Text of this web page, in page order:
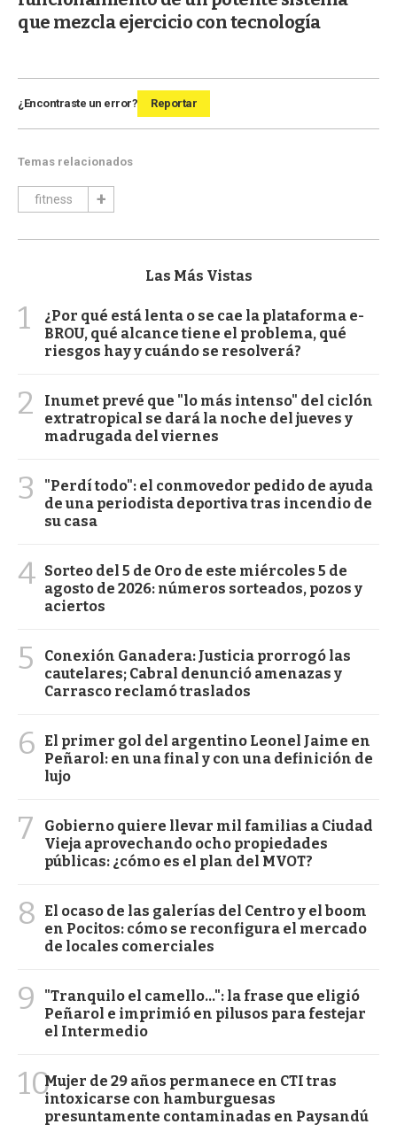
que mezcla ejercicio con tecnología
¿Encontraste un error? Reportar
Temas relacionados
fitness
Las Más Vistas
1
¿Por qué está lenta o se cae la plataforma e-
BROU, qué alcance tiene el problema, qué
riesgos hay y cuándo se resolverá?
2
Inumet prevé que "lo más intenso" del ciclón
extratropical se dará la noche del jueves y
madrugada del viernes
3
"Perdí todo": el conmovedor pedido de ayuda
de una periodista deportiva tras incendio de
su casa
4 Sorteo del 5 de Oro de este miércoles 5 de
agosto de 2026: números sorteados, pozos y
aciertos
5
Conexión Ganadera: Justicia prorrogó las
cautelares; Cabral denunció amenazas y
Carrasco reclamó traslados
6
El primer gol del argentino Leonel Jaime en
Peñarol: en una final y con una definición de
lujo
7
Gobierno quiere llevar mil familias a Ciudad
Vieja aprovechando ocho propiedades
públicas: ¿cómo es el plan del MVOT?
8
El ocaso de las galerías del Centro y el boom
en Pocitos: cómo se reconfigura el mercado
de locales comerciales
9
"Tranquilo el camello...": la frase que eligió
Peñarol e imprimió en pilusos para festejar
el Intermedio
10Mujer de 29 años permanece en CTI tras
intoxicarse con hamburguesas
presuntamente contaminadas en Paysandú